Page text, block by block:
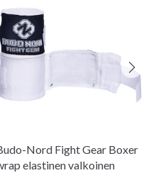
Nord Fight Gear Boxer
elastinen valkoinen